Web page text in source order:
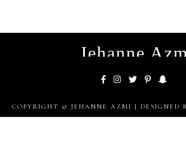
Jehanne
COPYRIGHT © JEHANNE AZMI | DESIGNED